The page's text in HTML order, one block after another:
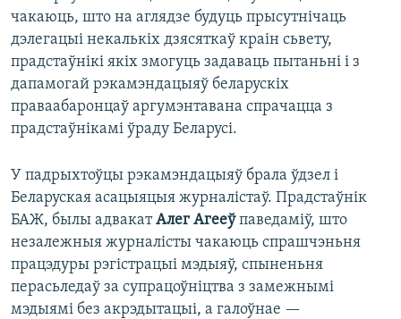
чакаюць, што на аглядзе будуць прысутнічаць
дэлегацыі некалькіх дзясяткаў краін сьвету,
прадстаўнікі якіх змогуць задаваць пытаньні і з
дапамогай рэкамэндацыяў беларускіх
праваабаронцаў аргумэнтавана спрачацца з
прадстаўнікамі ўраду Беларусі.
У падрыхтоўцы рэкамэндацыяў брала ўдзел і
Беларуская асацыяцыя журналістаў. Прадстаўнік
БАЖ, былы адвакатАлег Агееўпаведаміў, што
незалежныя журналісты чакаюць спрашчэньня
працэдуры рэгістрацыі мэдыяў, спыненьня
перасьледаў за супрацоўніцтва з замежнымі
мэдыямі без акрэдытацыі, а галоўнае —